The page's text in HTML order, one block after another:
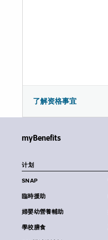
了解资格事宜
myBenefits
计划
SNAP
臨時援助
婦嬰幼營養輔助
學校膳食